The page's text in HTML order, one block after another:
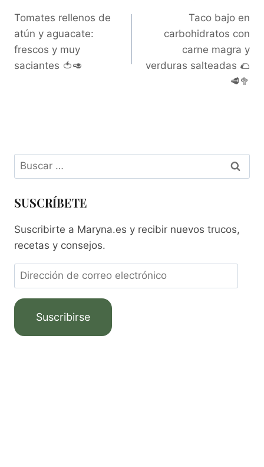
Tomates rellenos de
atún y aguacate:
frescos y muy
saciantes 🍅🥑
Taco bajo en
carbohidratos con
carne magra y
verduras salteadas 🌮
🥩🥦
SUSCRÍBETE
Suscribirte a Maryna.es y recibir nuevos trucos,
recetas y consejos.
Suscribirse